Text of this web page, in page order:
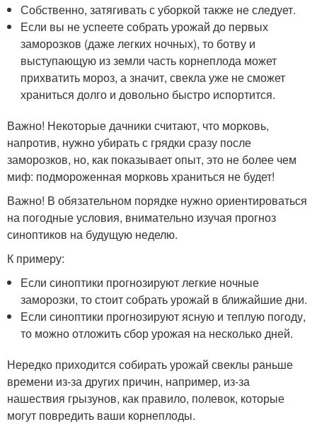
Собственно, затягивать с уборкой также не следует.
Если вы не успеете собрать урожай до первых
заморозков (даже легких ночных), то ботву и
выступающую из земли часть корнеплода может
прихватить мороз, а значит, свекла уже не сможет
храниться долго и довольно быстро испортится.
Важно! Некоторые дачники считают, что морковь,
напротив, нужно убирать с грядки сразу после
заморозков, но, как показывает опыт, это не более чем
миф: подмороженная морковь храниться не будет!
Важно! В обязательном порядке нужно ориентироваться
на погодные условия, внимательно изучая прогноз
синоптиков на будущую неделю.
К примеру:
Если синоптики прогнозируют легкие ночные
заморозки, то стоит собрать урожай в ближайшие дни.
Если синоптики прогнозируют ясную и теплую погоду,
то можно отложить сбор урожая на несколько дней.
Нередко приходится собирать урожай свеклы раньше
времени из-за других причин, например, из-за
нашествия грызунов, как правило, полевок, которые
могут повредить ваши корнеплоды.